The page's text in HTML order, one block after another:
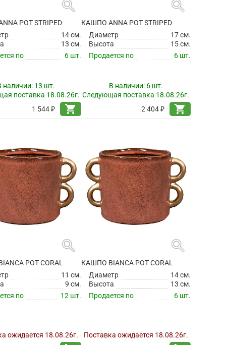
search
POT STRIPED
14 см.
13 см.
по
6 шт.
наличии: 13 шт.
поставка 18.08.26г.
1 544 ₽
shopping_cart
search
КАШПО ANNA POT STRIPED
Диаметр
17 см.
Высота
15 см.
Продается по
6 шт.
В наличии: 6 шт.
Следующая поставка 18.08.26г.
2 404 ₽
shopping_cart
search
POT CORAL
11 см.
9 см.
по
12 шт.
ожидается 18.08.26г.
search
КАШПО BIANCA POT CORAL
Диаметр
14 см.
Высота
13 см.
Продается по
6 шт.
Поставка ожидается 18.08.26г.